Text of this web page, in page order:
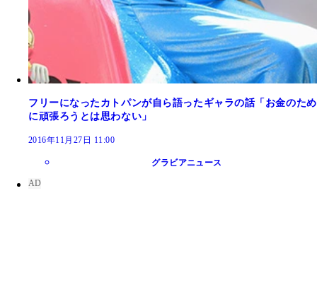
フリーになったカトパンが自ら語ったギャラの話「お金のため
に頑張ろうとは思わない」
2016年11月27日 11:00
グラビアニュース